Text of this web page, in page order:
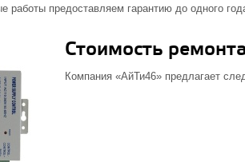
предоставляем гарантию до одного
Стоимость
Компания «АйТи46» предлагает